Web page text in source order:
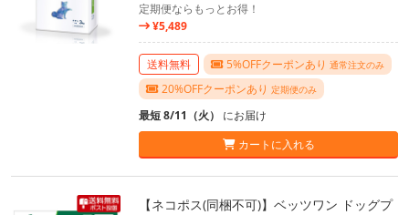
定期便ならもっとお得！
¥5,489
送料無料 5%OFFクーポンあり 通常注文のみ
20%OFFクーポンあり 定期便のみ
最短 8/11（火） にお届け
カートに入れる
【ネコポス(同梱不可)】ベッツワン ドッグプ